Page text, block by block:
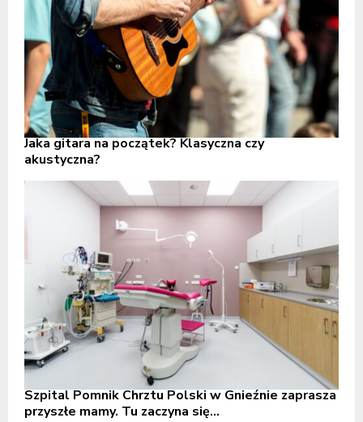
Jaka gitara na początek? Klasyczna czy
akustyczna?
Szpital Pomnik Chrztu Polski w Gnieźnie zaprasza
przyszłe mamy. Tu zaczyna się...